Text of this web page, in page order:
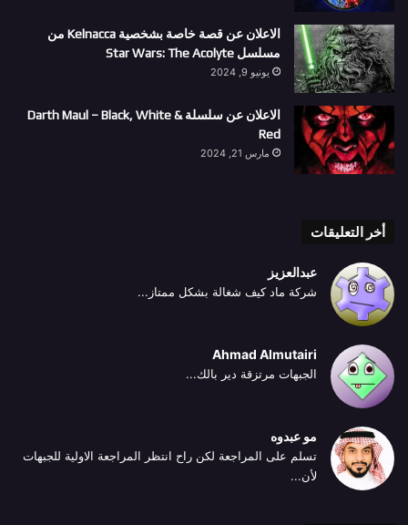
الاعلان عن قصة خاصة بشخصية Kelnacca من
مسلسل Star Wars: The Acolyte
يونيو 9, 2024
الاعلان عن سلسلة Darth Maul – Black, White &
Red
مارس 21, 2024
أخر التعليقات
عبدالعزيز
شركة ماد كيف شغالة بشكل ممتاز...
Ahmad Almutairi
الجبهات مرتزقة دير بالك...
مو عبدوه
تسلم على المراجعة لكن راح انتظر المراجعة الاولية للجبهات
لأن...